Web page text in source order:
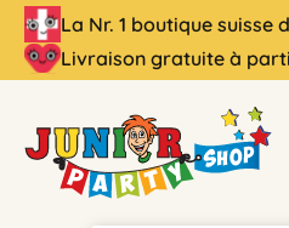
principal
La Nr. 1 boutique suisse
Livraison gratuite à